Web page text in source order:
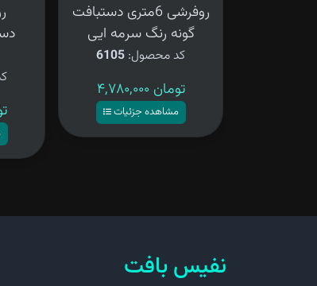
روفرشی 6متری دستبافت
گونه رنگ سرمه ایی
کد محصول: 6105
۴,۷۸۰,۰۰۰ تومان
مشاهده جزئیات
نفیس بافت